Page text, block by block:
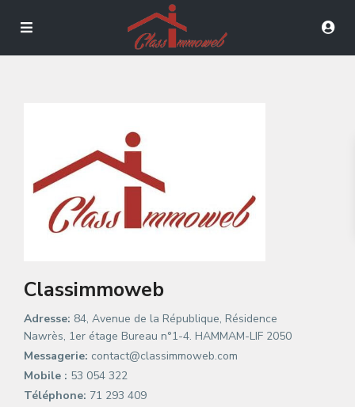
Classimmoweb
Adresse: 84, Avenue de la République, Résidence
Nawrès, 1er étage Bureau n°1-4. HAMMAM-LIF 2050
Messagerie: contact@classimmoweb.com
Mobile : 53 054 322
Téléphone: 71 293 409